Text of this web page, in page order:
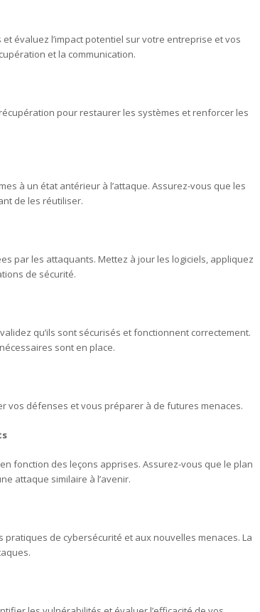
évaluez l’impact potentiel sur votre entreprise et vos
et la communication.
pour restaurer les systèmes et renforcer les
à un état antérieur à l’attaque. Assurez-vous que les
de les réutiliser.
par les attaquants. Mettez à jour les logiciels, appliquez
de sécurité.
qu’ils sont sécurisés et fonctionnent correctement.
sont en place.
vos défenses et vous préparer à de futures menaces.
fonction des leçons apprises. Assurez-vous que le plan
attaque similaire à l’avenir.
de cybersécurité et aux nouvelles menaces. La